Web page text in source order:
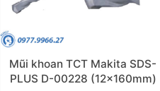
Mũi khoan TCT Makita SDS-
PLUS D-00228 (12x160mm)